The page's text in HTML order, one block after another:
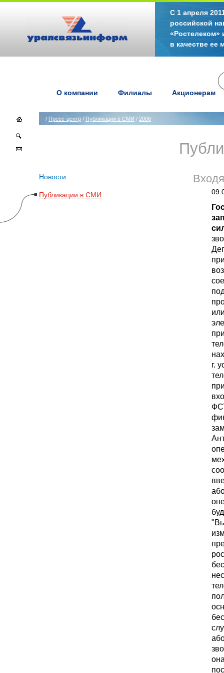
С 1 апреля
российской
«Ростелеком»
в качестве ее
О компании Филиалы Акционерам
/ Пресс-центр / Публикации в СМИ / 2006
Новости
Публикации в СМИ
г.